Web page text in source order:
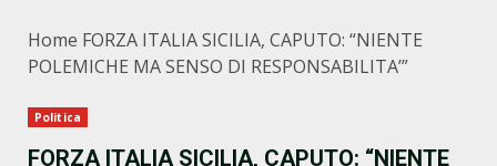
Home FORZA ITALIA SICILIA, CAPUTO: “NIENTE
POLEMICHE MA SENSO DI RESPONSABILITA’”
Politica
FORZA ITALIA SICILIA, CAPUTO: “NIENTE